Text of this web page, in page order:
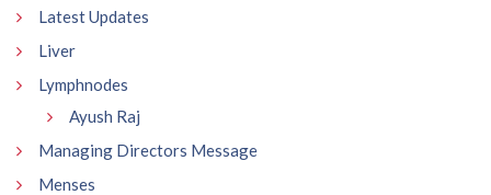
Latest Updates
Liver
Lymphnodes
Ayush Raj
Managing Directors Message
Menses